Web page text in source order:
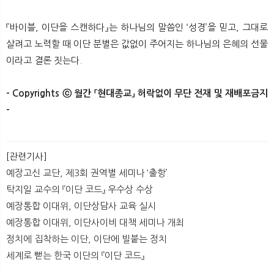
『바이블, 이단을 스캔하다』는 하나님의 말씀인 ‘성경’을 믿고, 그대로
살려고 노력할 때 이단 분별은 값없이 주어지는 하나님의 은혜의 선물
이라고 결론 짓는다.
- Copyrights ⓒ 월간 「현대종교」 허락없이 무단 전재 및 재배포금지
-
[관련기사]
예장고신 교단, 제3회 권역별 세미나 ‘출항’
탁지일 교수의 『이단 코드』 우수상 수상
예장통합 이대위, 이단상담사 교육 실시
예장통합 이대위, 이단사이비 대책 세미나 개최
정치에 집착하는 이단, 이단에 빌붙는 정치
세계로 뻗는 한국 이단의 『이단 코드』